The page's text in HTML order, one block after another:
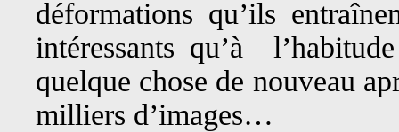
déformations qu’ils
intéressants qu’à
quelque chose de nouveau
milliers d’images…